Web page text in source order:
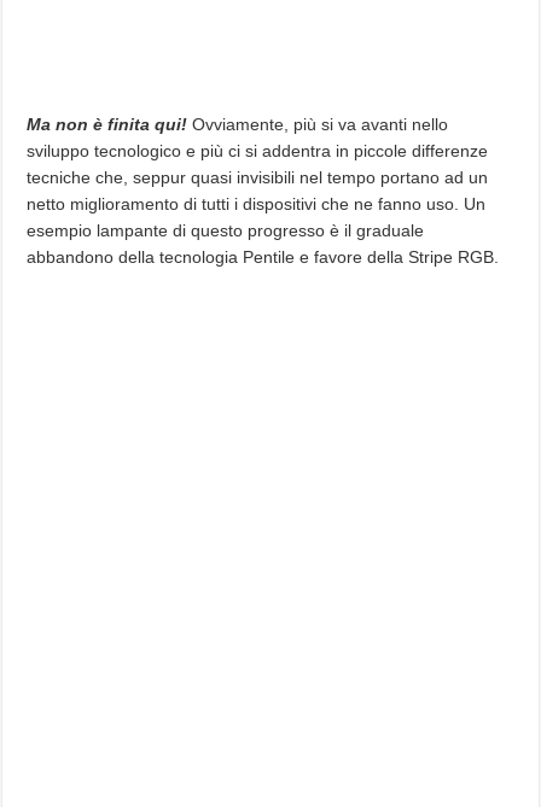
Ma non è finita qui! Ovviamente, più si va avanti nello
sviluppo tecnologico e più ci si addentra in piccole differenze
tecniche che, seppur quasi invisibili nel tempo portano ad un
netto miglioramento di tutti i dispositivi che ne fanno uso. Un
esempio lampante di questo progresso è il graduale
abbandono della tecnologia Pentile e favore della Stripe RGB.